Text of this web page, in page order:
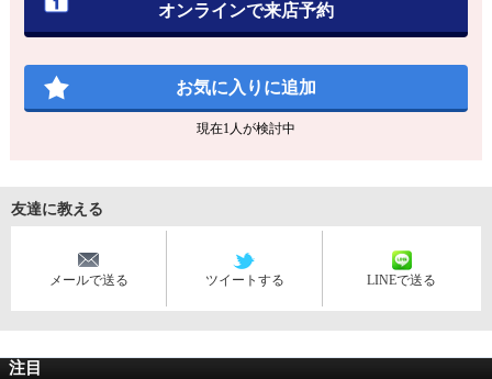
オンラインで来店予約
お気に入りに追加
現在1人が検討中
友達に教える
メールで送る ツイートする LINEで送る
注目